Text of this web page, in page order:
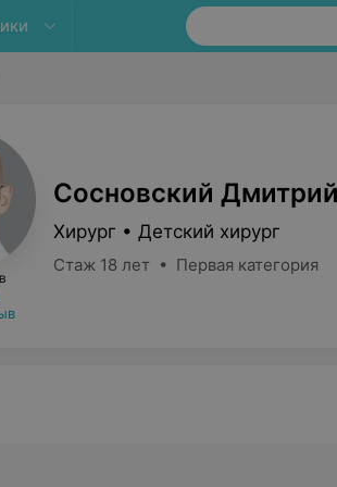
Сосновский
Хирург • Детский хирург
Стаж 18 лет • Первая категория